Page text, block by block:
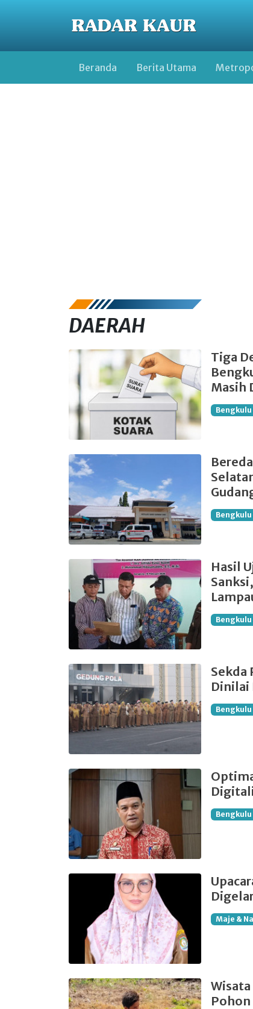
Beranda Berita Utama
DAERAH
Tiga
Masih
Hasil
Sekda
Dinilai
Bengkulu
Bengkulu
Maje &
Pohon